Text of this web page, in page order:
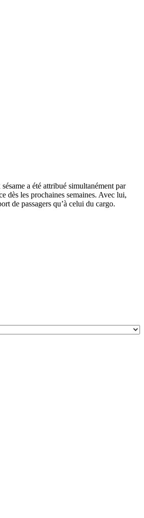
a été attribué simultanément par
dès les prochaines semaines. Avec lui,
de passagers qu’à celui du cargo.